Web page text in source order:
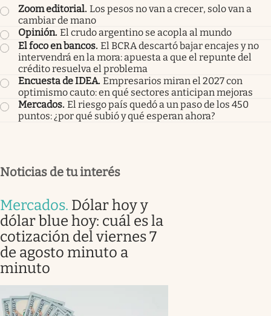
Zoom editorial. Los pesos no van a crecer, solo van a
cambiar de mano
Opinión. El crudo argentino se acopla al mundo
El foco en bancos. El BCRA descartó bajar encajes y no
intervendrá en la mora: apuesta a que el repunte del
crédito resuelva el problema
Encuesta de IDEA. Empresarios miran el 2027 con
optimismo cauto: en qué sectores anticipan mejoras
Mercados. El riesgo país quedó a un paso de los 450
puntos: ¿por qué subió y qué esperan ahora?
Noticias de tu interés
Mercados. Dólar hoy y
dólar blue hoy: cuál es la
cotización del viernes 7
de agosto minuto a
minuto